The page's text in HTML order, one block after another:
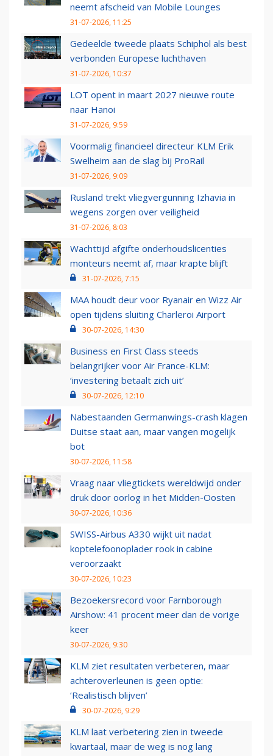
neemt afscheid van Mobile Lounges
31-07-2026, 11:25
Gedeelde tweede plaats Schiphol als best
verbonden Europese luchthaven
31-07-2026, 10:37
LOT opent in maart 2027 nieuwe route
naar Hanoi
31-07-2026, 9:59
Voormalig financieel directeur KLM Erik
Swelheim aan de slag bij ProRail
31-07-2026, 9:09
Rusland trekt vliegvergunning Izhavia in
wegens zorgen over veiligheid
31-07-2026, 8:03
Wachttijd afgifte onderhoudslicenties
monteurs neemt af, maar krapte blijft
31-07-2026, 7:15
MAA houdt deur voor Ryanair en Wizz Air
open tijdens sluiting Charleroi Airport
30-07-2026, 14:30
Business en First Class steeds
belangrijker voor Air France-KLM:
‘investering betaalt zich uit’
30-07-2026, 12:10
Nabestaanden Germanwings-crash klagen
Duitse staat aan, maar vangen mogelijk
bot
30-07-2026, 11:58
Vraag naar vliegtickets wereldwijd onder
druk door oorlog in het Midden-Oosten
30-07-2026, 10:36
SWISS-Airbus A330 wijkt uit nadat
koptelefoonoplader rook in cabine
veroorzaakt
30-07-2026, 10:23
Bezoekersrecord voor Farnborough
Airshow: 41 procent meer dan de vorige
keer
30-07-2026, 9:30
KLM ziet resultaten verbeteren, maar
achteroverleunen is geen optie:
‘Realistisch blijven’
30-07-2026, 9:29
KLM laat verbetering zien in tweede
kwartaal, maar de weg is nog lang